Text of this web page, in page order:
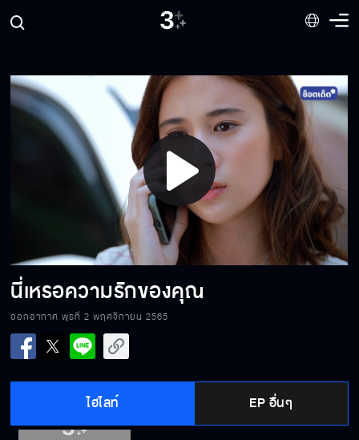
Play
Video
นี่เหรอความรักของคุณ
ออกอากาศ พุธที่ 2 พฤศจิกายน 2565
ไฮไลท์ EP อื่นๆ
คุณเป็นคนน่าสงสารหรือแค่หลอกให้ผมช่วย
จะไม่หยุดใช่ไหม
มีเพื่อนโง่ ๆ ก็เลยพากันโง่แบบนี้